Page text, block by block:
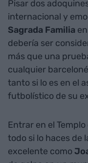
Pisar dos
internacional y
Sagrada Familia
debería ser
más que una
cualquier
tanto si lo es en el
futbolístico de su
Entrar en el
todo si lo haces de
excelente como